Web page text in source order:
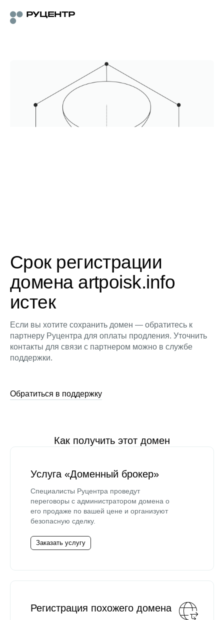
Срок регистрации
домена artpoisk.info
истек
Если вы хотите сохранить домен — обратитесь к
партнеру Руцентра для оплаты продления. Уточнить
контакты для связи с партнером можно в службе
поддержки.
Обратиться в поддержку
Как получить этот домен
Услуга «Доменный брокер»
Специалисты Руцентра проведут
переговоры с администратором домена о
его продаже по вашей цене и организуют
безопасную сделку.
Заказать услугу
Регистрация похожего домена